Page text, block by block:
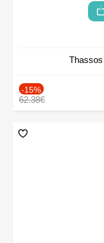
Thassos
-15%
62.38€